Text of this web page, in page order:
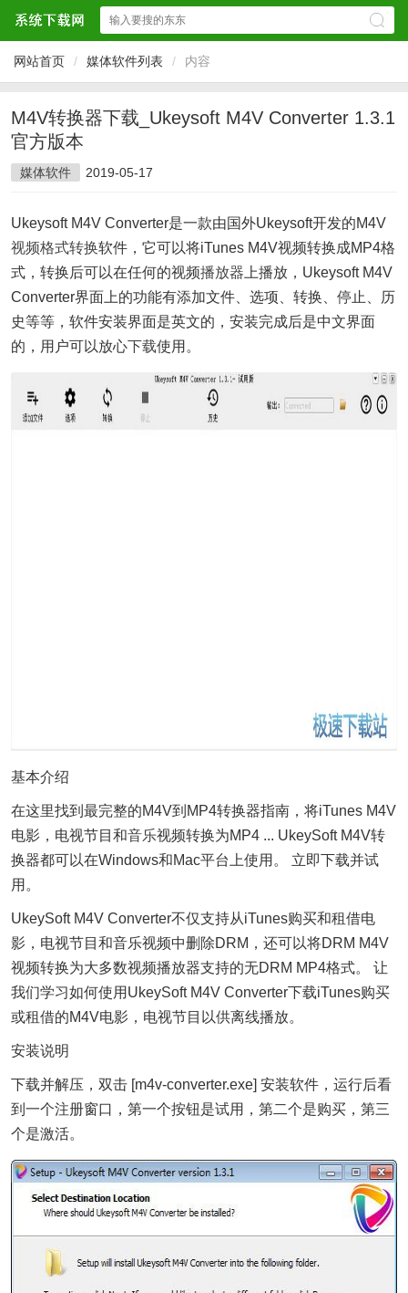
网站首页 / 媒体软件列表 / 内容
M4V转换器下载_Ukeysoft M4V Converter 1.3.1
官方版本
媒体软件 2019-05-17
Ukeysoft M4V Converter是一款由国外Ukeysoft开发的M4V
视频格式转换软件，它可以将iTunes M4V视频转换成MP4格
式，转换后可以在任何的视频播放器 上播放，Ukeysoft M4V
Converter界面上的功能有添加文件、选项、转换、停止、历
史等等，软件安装界面是英文的，安装完成后是中文界面
的，用户可以放心下载使用。
基本介绍
在这里找到最完整的M4V到MP4转换器指南，将iTunes M4V
电影，电视节目和音乐视频转换为MP4 ... UkeySoft M4V转
换器都可以在Windows和Mac平台上使用。 立即下载并试
用。
UkeySoft M4V Converter不仅支持从iTunes购买和租借电
影，电视节目和音乐视频中删除DRM，还可以将DRM M4V
视频转换为大多数视频播放器支持的无DRM MP4格式。 让
我们学习如何使用UkeySoft M4V Converter下载iTunes购买
或租借的M4V电影，电视节目以供离线播放。
安装说明
下载并解压，双击 [m4v-converter.exe] 安装软件，运行后看
到一个注册窗口，第一个按钮是试用，第二个是购买，第三
个是激活。